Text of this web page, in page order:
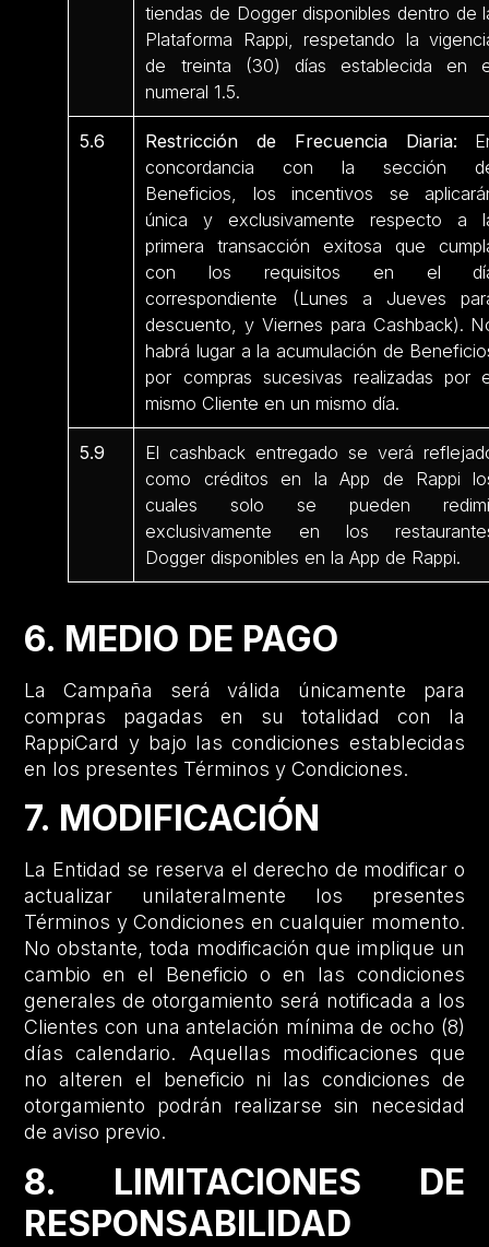
tiendas de Dogger disponibles dentro de
Plataforma Rappi, respetando la
de treinta (30) días establecida en
numeral 1.5.
5.6 Restricción de Frecuencia Diaria:
concordancia con la sección
Beneficios, los incentivos se
única y exclusivamente respecto a
primera transacción exitosa que
con los requisitos en el
correspondiente (Lunes a Jueves
descuento, y Viernes para Cashback).
habrá lugar a la acumulación de
por compras sucesivas realizadas por
mismo Cliente en un mismo día.
5.9
El cashback entregado se verá
como créditos en la App de Rappi
cuales solo se pueden
exclusivamente en los
Dogger disponibles en la App de Rappi.
6. MEDIO DE PAGO
La Campaña será válida únicamente para
compras pagadas en su totalidad con la
RappiCard y bajo las condiciones establecidas
en los presentes Términos y Condiciones.
7. MODIFICACIÓN
La Entidad se reserva el derecho de modificar o
actualizar unilateralmente los presentes
Términos y Condiciones en cualquier momento.
No obstante, toda modificación que implique un
cambio en el Beneficio o en las condiciones
generales de otorgamiento será notificada a los
Clientes con una antelación mínima de ocho (8)
días calendario. Aquellas modificaciones que
no alteren el beneficio ni las condiciones de
otorgamiento podrán realizarse sin necesidad
de aviso previo.
8. LIMITACIONES DE
RESPONSABILIDAD